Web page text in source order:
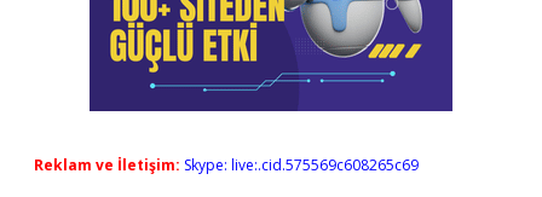
Reklam ve İletişim: Skype: live:.cid.575569c608265c69